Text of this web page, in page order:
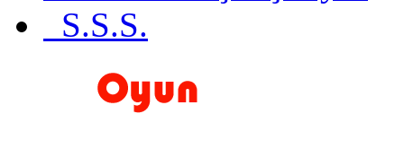
S.S.S.